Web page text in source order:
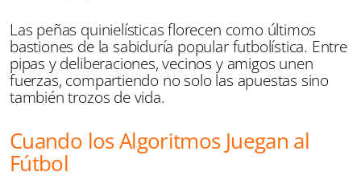
Las peñas quinielísticas florecen como últimos
bastiones de la sabiduría popular futbolística. Entre
pipas y deliberaciones, vecinos y amigos unen
fuerzas, compartiendo no solo las apuestas sino
también trozos de vida.
Cuando los Algoritmos Juegan al
Fútbol